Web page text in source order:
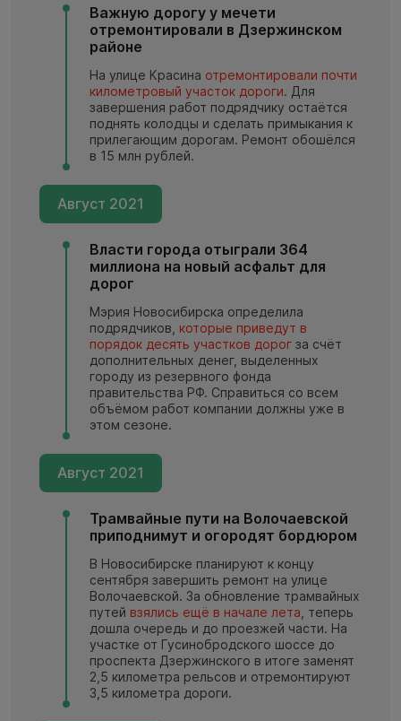
Важную дорогу у мечети
отремонтировали в Дзержинском
районе
На улице Красина отремонтировали почти
километровый участок дороги. Для
завершения работ подрядчику остаётся
поднять колодцы и сделать примыкания к
прилегающим дорогам. Ремонт обошёлся
в 15 млн рублей.
Август 2021
Власти города отыграли 364
миллиона на новый асфальт для
дорог
Мэрия Новосибирска определила
подрядчиков, которые приведут в
порядок десять участков дорог за счёт
дополнительных денег, выделенных
городу из резервного фонда
правительства РФ. Справиться со всем
объёмом работ компании должны уже в
этом сезоне.
Август 2021
Трамвайные пути на Волочаевской
приподнимут и огородят бордюром
В Новосибирске планируют к концу
сентября завершить ремонт на улице
Волочаевской. За обновление трамвайных
путей взялись ещё в начале лета , теперь
дошла очередь и до проезжей части. На
участке от Гусинобродского шоссе до
проспекта Дзержинского в итоге заменят
2,5 километра рельсов и отремонтируют
3,5 километра дороги.